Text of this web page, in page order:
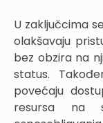
U zaključcima
olakšavaju
bez obzira na
status.
povećaju
resursa na